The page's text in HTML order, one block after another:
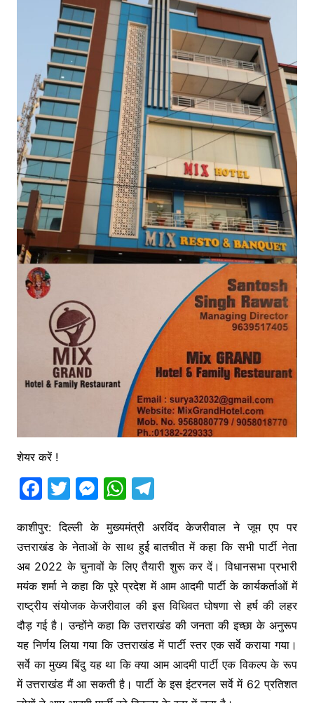
शेयर करें !
F
c
e
b
o
o
k
T
itt
er
M
s
s
e
n
g
er
W
at
s
A
p
p
T
e
gr
a
m
काशीपुर: दिल्ली के मुख्यमंत्री अरविंद केजरीवाल ने जूम एप पर
उत्तराखंड के नेताओं के साथ हुई बातचीत में कहा कि सभी पार्टी नेता
अब 2022 के चुनावों के लिए तैयारी शुरू कर दें। विधानसभा प्रभारी
मयंक शर्मा ने कहा कि पूरे प्रदेश में आम आदमी पार्टी के कार्यकर्ताओं में
राष्ट्रीय संयोजक केजरीवाल की इस विधिवत घोषणा से हर्ष की लहर
दौड़ गई है। उन्होंने कहा कि उत्तराखंड की जनता की इच्छा के अनुरूप
यह निर्णय लिया गया कि उत्तराखंड में पार्टी स्तर एक सर्वे कराया गया।
सर्वे का मुख्य बिंदु यह था कि क्या आम आदमी पार्टी एक विकल्प के रूप
में उत्तराखंड मैं आ सकती है। पार्टी के इस इंटरनल सर्वे में 62 प्रतिशत